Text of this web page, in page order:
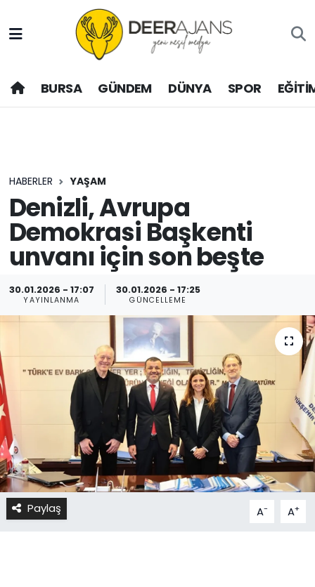
BURSA GÜNDEM DÜNYA SPOR
HABERLER YAŞAM
Denizli, Avrupa
Demokrasi Başkenti
unvanı için son beşte
30.01.2026 - 17:07
YAYINLANMA
30.01.2026 - 17:25
GÜNCELLEME
Paylaş A- A+
Hava Durumu
Trafik Durumu
Son Dakika Haberleri
Haber Arşivi